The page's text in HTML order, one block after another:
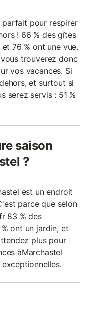
parfait pour respirer
! 66 % des gîtes
76 % ont une vue.
trouverez donc
vos vacances. Si
et surtout si
serez servis : 51 %
saison
?
est un endroit
parce que selon
83 % des
ont un jardin, et
plus pour
àMarchastel